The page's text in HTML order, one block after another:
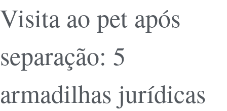
Visita ao pet após
separação: 5
armadilhas jurídicas